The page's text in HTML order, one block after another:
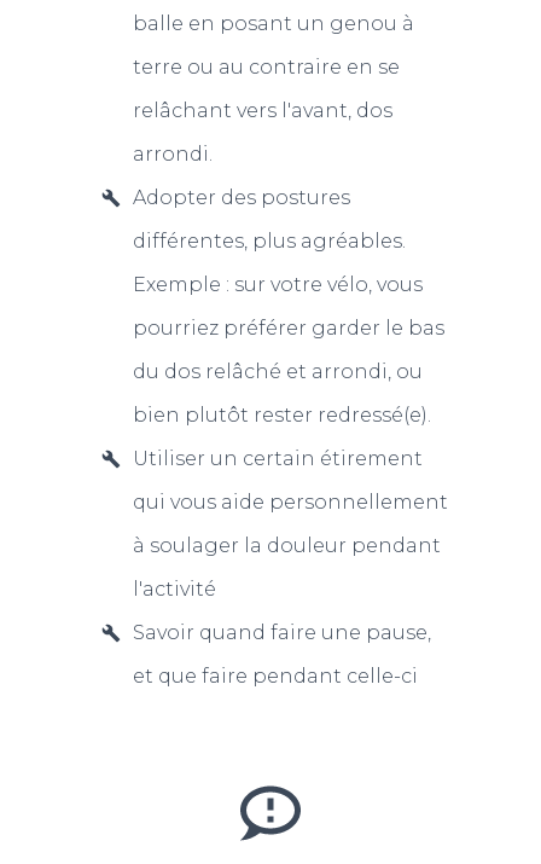
balle en posant un genou à
terre ou au contraire en se
relâchant vers l'avant, dos
arrondi.
Adopter des postures
différentes, plus agréables.
Exemple : sur votre vélo, vous
pourriez préférer garder le bas
du dos relâché et arrondi, ou
bien plutôt rester redressé(e).
Utiliser un certain étirement
qui vous aide personnellement
à soulager la douleur pendant
l'activité
Savoir quand faire une pause,
et que faire pendant celle-ci